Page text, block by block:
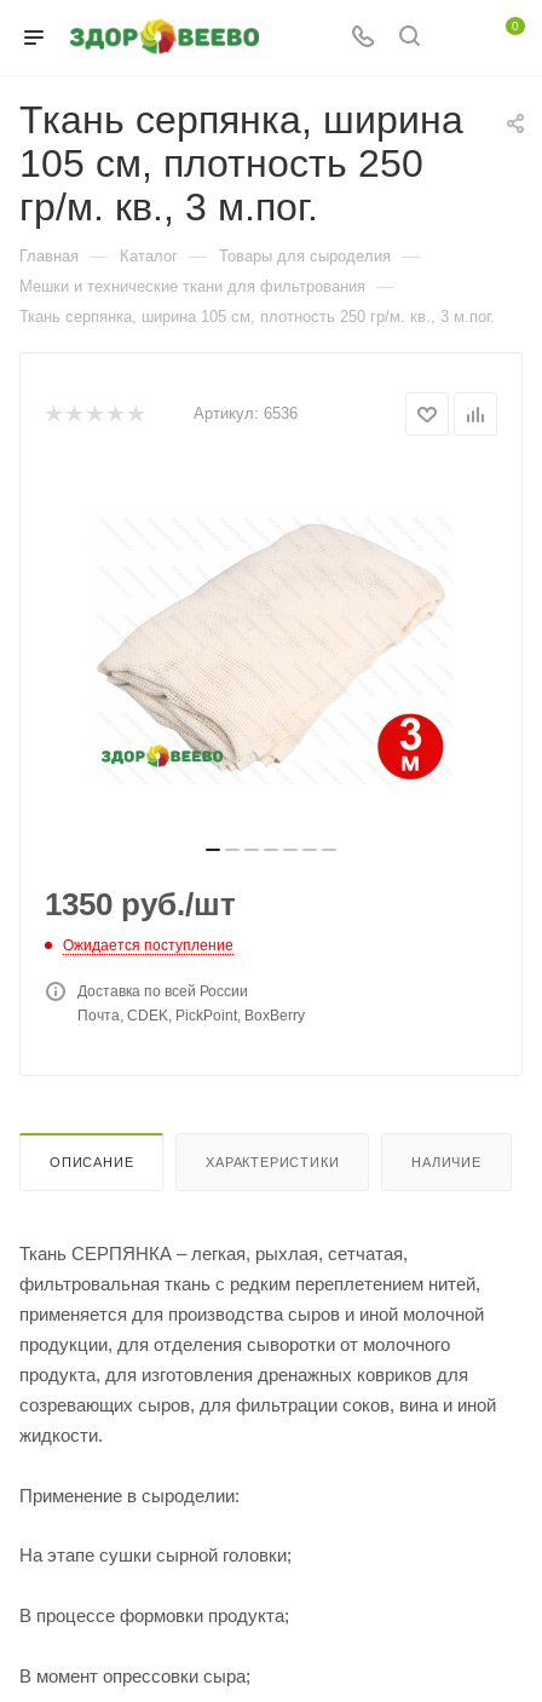
0
Ткань серпянка, ширина
105 см, плотность 250
гр/м. кв., 3 м.пог.
Главная — Каталог — Товары для сыроделия —
Мешки и технические ткани для фильтрования —
Ткань серпянка, ширина 105 см, плотность 250 гр/м. кв., 3 м.пог.
Артикул: 6536
1350 руб./шт
Ожидается поступление
Доставка по всей России
Почта, CDEK, PickPoint, BoxBerry
ОПИСАНИЕ ХАРАКТЕРИСТИКИ НАЛИЧИЕ
Ткань СЕРПЯНКА – легкая, рыхлая, сетчатая,
фильтровальная ткань с редким переплетением нитей,
применяется для производства сыров и иной молочной
продукции, для отделения сыворотки от молочного
продукта, для изготовления дренажных ковриков для
созревающих сыров, для фильтрации соков, вина и иной
жидкости.
Применение в сыроделии:
На этапе сушки сырной головки;
В процессе формовки продукта;
В момент опрессовки сыра;